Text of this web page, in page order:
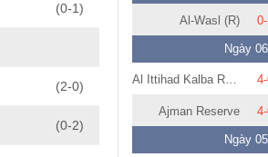
(0-1)
(2-0)
(0-2)
Al-Wasl (R)
Ngày
Al Ittihad Kalba Reserves
Ajman Reserve
Ngày